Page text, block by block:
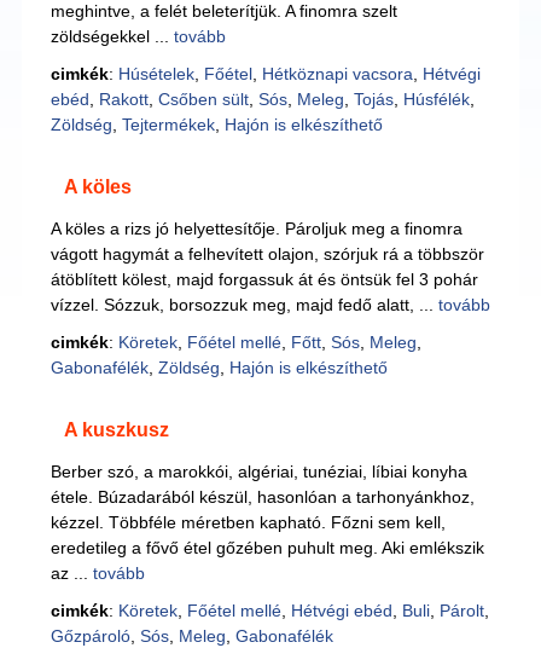
meghintve, a felét beleterítjük. A finomra szelt
zöldségekkel ... tovább
cimkék: Húsételek, Főétel, Hétköznapi vacsora
Hétvégi
ebéd
Rakott, Csőben sült, Sós, Meleg Tojás, Húsfélék,
Zöldség Tejtermékek, Hajón is elkészíthető
A köles
A köles a rizs jó helyettesítője. Pároljuk meg a finomra
vágott hagymát a felhevített olajon, szórjuk rá a többször
átöblített kölest, majd forgassuk át és öntsük fel 3 pohár
vízzel. Sózzuk, borsozzuk meg, majd fedő alatt, ... tovább
cimkék: Köretek, Főétel mellé, Főtt, Sós, Meleg
Gabonafélék, Zöldség Hajón is elkészíthető
A kuszkusz
Berber szó, a marokkói, algériai, tunéziai, líbiai konyha
étele. Búzadarából készül, hasonlóan a tarhonyánkhoz,
kézzel. Többféle méretben kapható. Főzni sem kell,
eredetileg a fővő étel gőzében puhult meg. Aki emlékszik
az ... tovább
cimkék: Köretek, Főétel mellé, Hétvégi ebéd Buli, Párolt,
Gőzpároló, Sós, Meleg Gabonafélék